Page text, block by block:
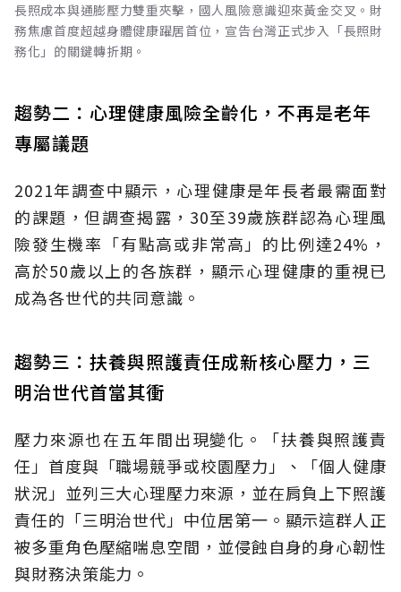
長照成本與通膨壓力雙重夾擊，國人風險意識迎來黃金交叉。財
務焦慮首度超越身體健康躍居首位，宣告台灣正式步入「長照財
務化」的關鍵轉折期。
趨勢二：心理健康風險全齡化，不再是老年
專屬議題
2021年調查中顯示，心理健康是年長者最需面對
的課題，但調查揭露，30至39歲族群認為心理風
險發生機率「有點高或非常高」的比例達24%，
高於50歲以上的各族群，顯示心理健康的重視已
成為各世代的共同意識。
趨勢三：扶養與照護責任成新核心壓力，三
明治世代首當其衝
壓力來源也在五年間出現變化。「扶養與照護責
任」首度與「職場競爭或校園壓力」、「個人健康
狀況」並列三大心理壓力來源，並在肩負上下照護
責任的「三明治世代」中位居第一。顯示這群人正
被多重角色壓縮喘息空間，並侵蝕自身的身心韌性
與財務決策能力。